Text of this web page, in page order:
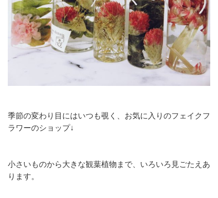
季節の変わり目にはいつも覗く、お気に入りのフェイクフ
ラワーのショップ↓
小さいものから大きな観葉植物まで、いろいろ見ごたえあ
ります。